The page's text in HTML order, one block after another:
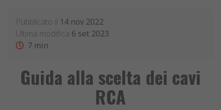
Pubblicato il 14 nov 2022
Ultima modifica 6 set 2023
7 min
Guida alla scelta dei cavi
RCA